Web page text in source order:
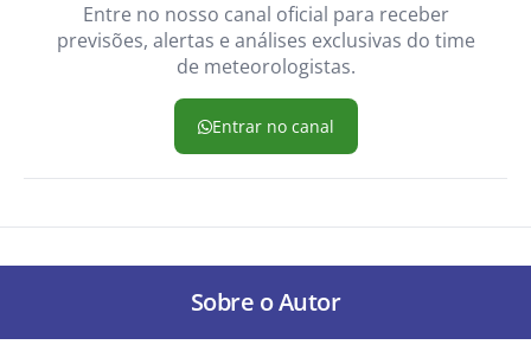
Entre no nosso canal oficial para receber
previsões, alertas e análises exclusivas do time
de meteorologistas.
Entrar no canal
Sobre o Autor